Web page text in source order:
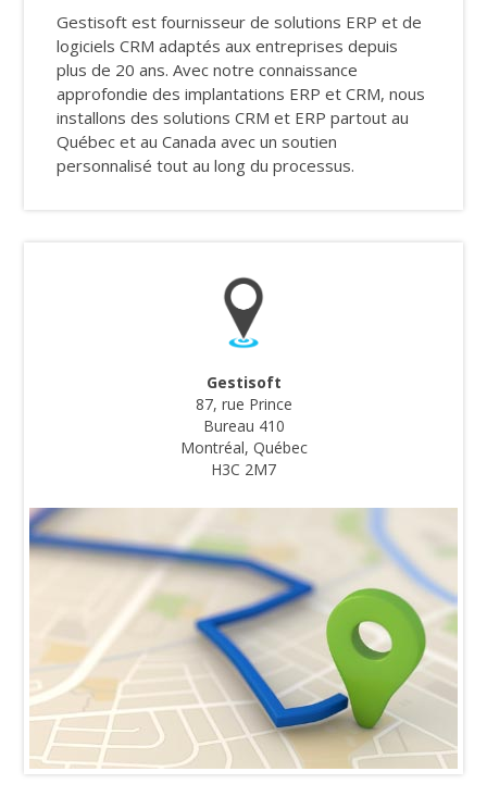
Gestisoft est fournisseur de solutions ERP et de
logiciels CRM adaptés aux entreprises depuis
plus de 20 ans. Avec notre connaissance
approfondie des implantations ERP et CRM, nous
installons des solutions CRM et ERP partout au
Québec et au Canada avec un soutien
personnalisé tout au long du processus.
Gestisoft
87, rue Prince
Bureau 410
Montréal, Québec
H3C 2M7